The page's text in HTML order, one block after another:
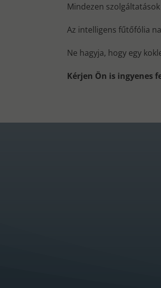
Mindezen
Az intelligens fűtőfólia
Ne hagyja, hogy egy
Kérjen Ön is ingyenes